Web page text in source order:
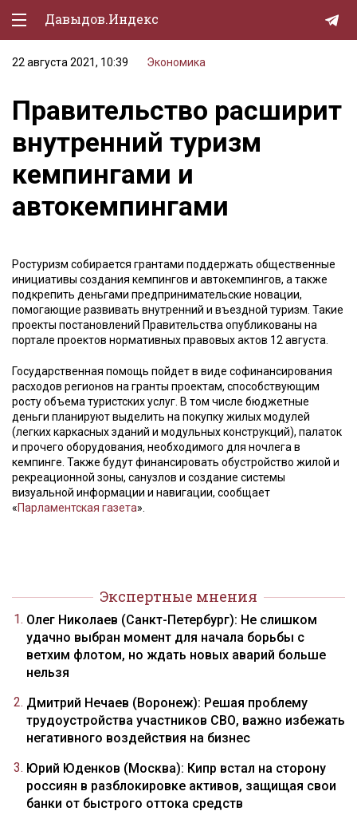
Давыдов.Индекс
Политическая жизнь
Экономика
Природа
Образование
Спорт
Lifestyle
Мурзилка
22 августа 2021, 10:39 Экономика
Правительство расширит
внутренний туризм
кемпингами и
автокемпингами
Ростуризм собирается грантами поддержать общественные
инициативы создания кемпингов и автокемпингов, а также
подкрепить деньгами предпринимательские новации,
помогающие развивать внутренний и въездной туризм. Такие
проекты постановлений Правительства опубликованы на
портале проектов​ нормативных правовых​ актов 12 августа.
Государственная помощь пойдет в виде софинансирования
расходов регионов на гранты проектам, способствующим
росту объема туристских услуг. В том числе бюджетные
деньги планируют выделить на покупку жилых модулей
(легких каркасных зданий и модульных конструкций), палаток
и прочего оборудования, необходимого для ночлега в
кемпинге. Также будут финансировать обустройство жилой и
рекреационной зоны, санузлов и создание системы
визуальной информации и навигации, сообщает
«Парламентская газета».
Экспертные мнения
Олег Николаев (Санкт-Петербург): Не слишком
удачно выбран момент для начала борьбы с
ветхим флотом, но ждать новых аварий больше
нельзя
Дмитрий Нечаев (Воронеж): Решая проблему
трудоустройства участников СВО, важно избежать
негативного воздействия на бизнес
Юрий Юденков (Москва): Кипр встал на сторону
россиян в разблокировке активов, защищая свои
банки от быстрого оттока средств